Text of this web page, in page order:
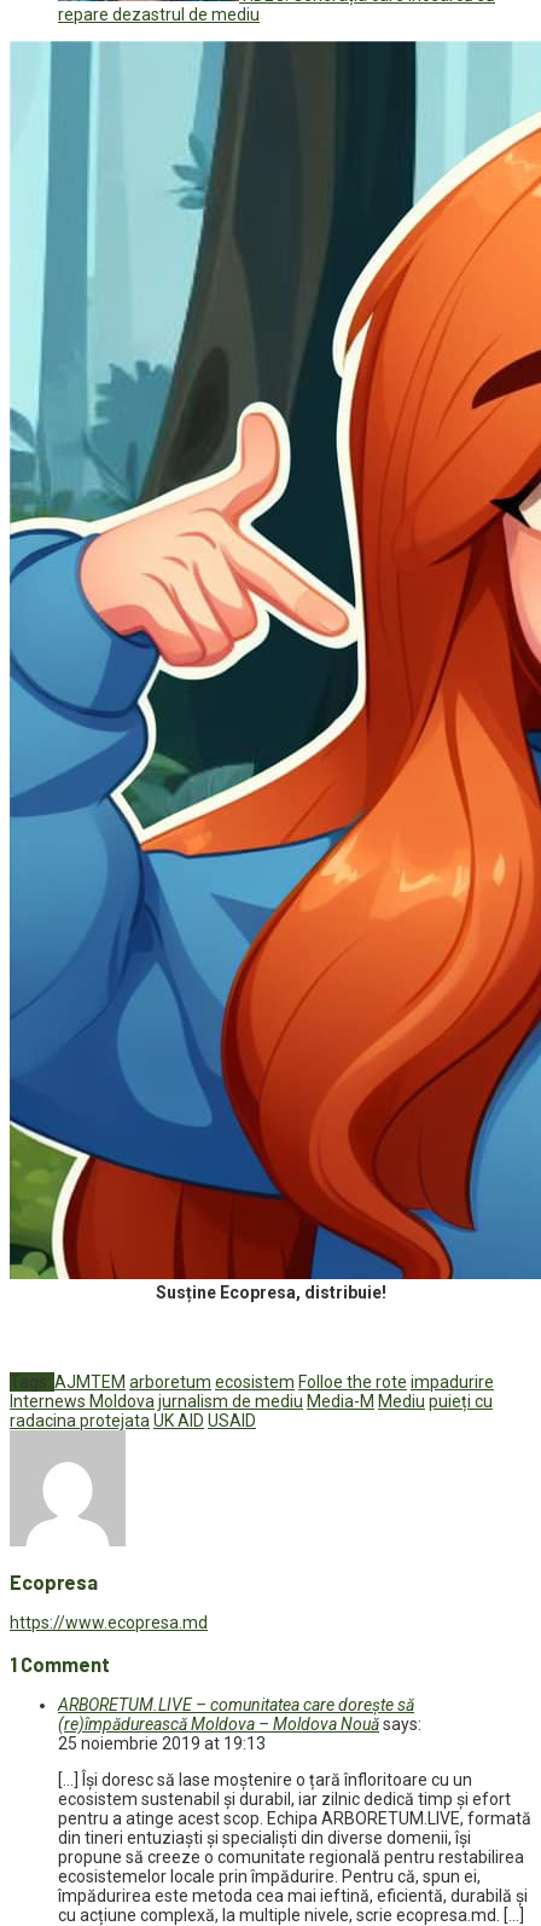
repare dezastrul de mediu
Susține Ecopresa, distribuie!
Tags: AJMTEM arboretum ecosistem Folloe the rote impadurire
Internews Moldovajurnalism de mediu Media-M Mediu puieți cu
radacina protejataUK AID USAID
Ecopresa
https://www.ecopresa.md
1 Comment
ARBORETUM.LIVE – comunitatea care dorește să
(re)împădurească Moldova – Moldova Nouăsays:
25 noiembrie 2019 at 19:13
[…] Își doresc să lase moștenire o țară înfloritoare cu un
ecosistem sustenabil și durabil, iar zilnic dedică timp și efort
pentru a atinge acest scop. Echipa ARBORETUM.LIVE, formată
din tineri entuziaști și specialiști din diverse domenii, își
propune să creeze o comunitate regională pentru restabilirea
ecosistemelor locale prin împădurire. Pentru că, spun ei,
împădurirea este metoda cea mai ieftină, eficientă, durabilă și
cu acțiune complexă, la multiple nivele, scrie ecopresa.md. […]